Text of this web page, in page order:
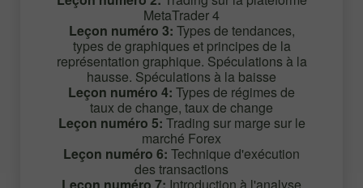
MetaTrader 4
Leçon numéro 3: Types de tendances,
types de graphiques et principes de la
représentation graphique. Spéculations à la
hausse. Spéculations à la baisse
Leçon numéro 4: Types de régimes de
taux de change, taux de change
Leçon numéro 5: Trading sur marge sur le
marché Forex
Leçon numéro 6: Technique d'exécution
des transactions
Leçon numéro 7: Introduction à l'analyse